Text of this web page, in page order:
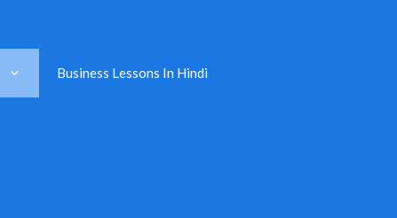
Business Lessons In Hindi